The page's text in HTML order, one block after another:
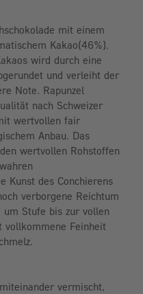
mit einem
Kakao(46%).
wird durch eine
und verleiht der
Note. Rapunzel
nach Schweizer
wertvollen fair
Anbau. Das
wertvollen Rohstoffen
Kunst des Conchierens
verborgene Reichtum
um Stufe bis zur vollen
vollkommene Feinheit
vermischt,